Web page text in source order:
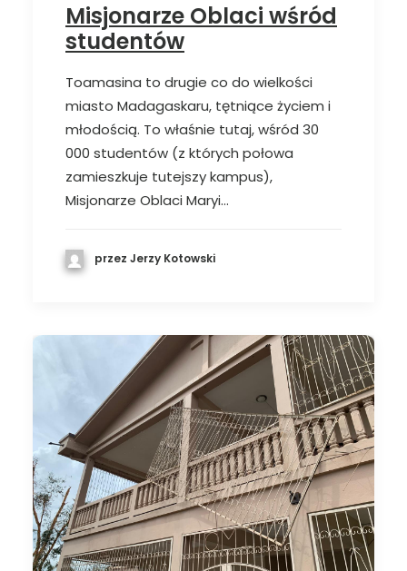
Misjonarze Oblaci wśród
studentów
Toamasina to drugie co do wielkości
miasto Madagaskaru, tętniące życiem i
młodością. To właśnie tutaj, wśród 30
000 studentów (z których połowa
zamieszkuje tutejszy kampus),
Misjonarze Oblaci Maryi…
przez Jerzy Kotowski